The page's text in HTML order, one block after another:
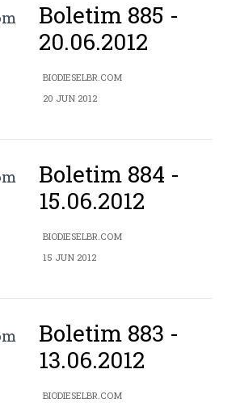
Boletim 885 -
20.06.2012
BIODIESELBR.COM
20 JUN 2012
Boletim 884 -
15.06.2012
BIODIESELBR.COM
15 JUN 2012
Boletim 883 -
13.06.2012
BIODIESELBR.COM